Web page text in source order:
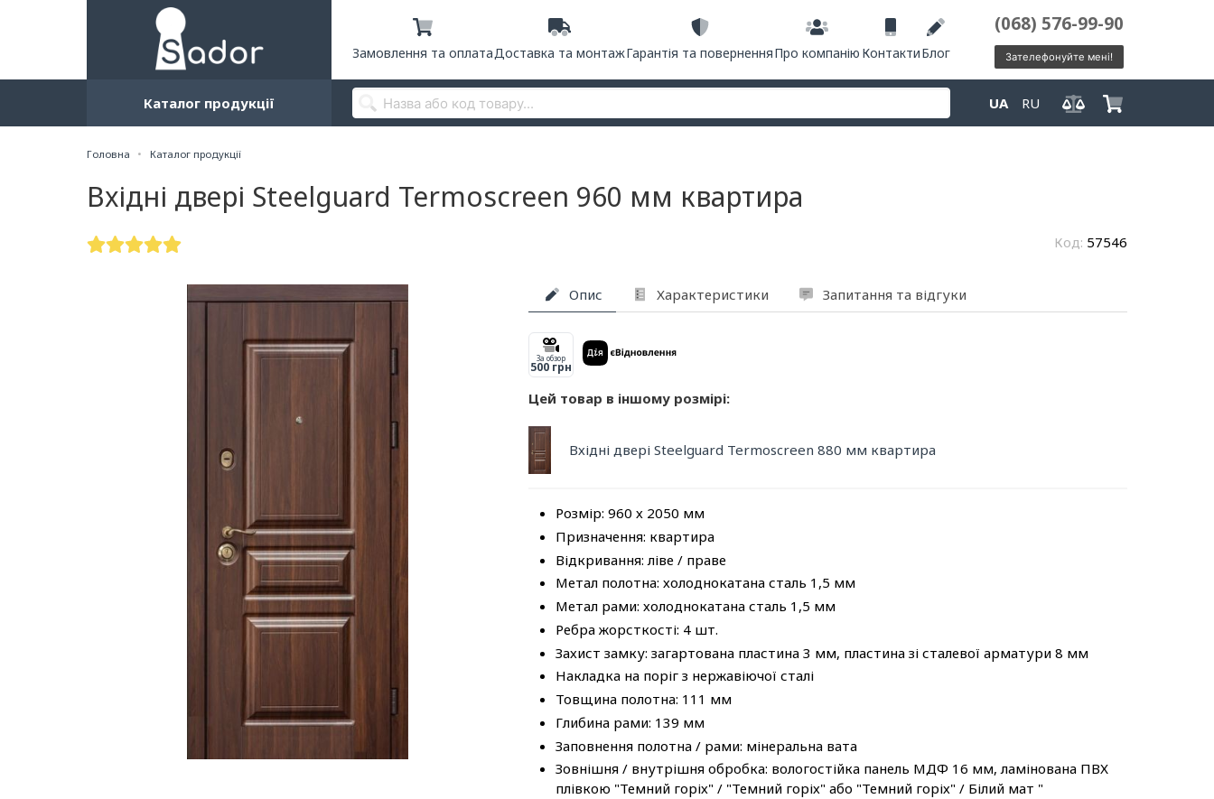
Замовлення та оплатаДоставка та монтажГарантія та поверненняПро компанію КонтактиБлог
(068) 576-99-90
Зателефонуйте мені!
Каталог продукції UA RU
Головна Каталог продукції
Вхідні двері Steelguard Termoscreen 960 мм квартира
Код: 57546
Опис Характеристики Запитання та відгуки
За обзор
500 грн
Цей товар в іншому розмірі:
Вхідні двері Steelguard Termoscreen 880 мм квартира
Розмір: 960 х 2050 мм
Призначення: квартира
Відкривання: ліве / праве
Метал полотна: холоднокатана сталь 1,5 мм
Метал рами: холоднокатана сталь 1,5 мм
Ребра жорсткості: 4 шт.
Захист замку: загартована пластина 3 мм, пластина зі сталевої арматури 8 мм
Накладка на поріг з нержавіючої сталі
Товщина полотна: 111 мм
Глибина рами: 139 мм
Заповнення полотна / рами: мінеральна вата
Зовнішня / внутрішня обробка: вологостійка панель МДФ 16 мм, ламінована ПВХ
плівкою "Темний горіх" / "Темний горіх" або "Темний горіх" / Білий мат "